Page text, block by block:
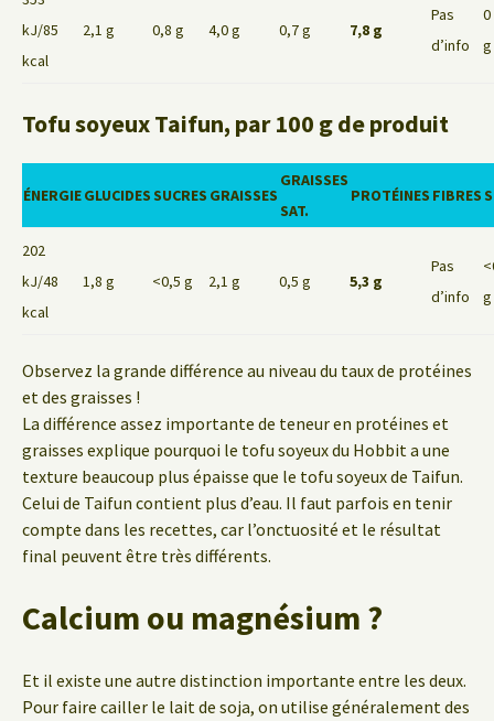
kJ/85
kcal
2,1 g 0,8 g 4,0 g 0,7 g 7,8 g
Pas
d’info
0
g
Tofu soyeux Taifun, par 100 g de produit
ÉNERGIEGLUCIDESSUCRES GRAISSES
GRAISSES
SAT.
PROTÉINES FIBRES
202
kJ/48
kcal
1,8 g <0,5 g 2,1 g 0,5 g 5,3 g
Pas
d’info
g
Observez la grande différence au niveau du taux de protéines
et des graisses !
La différence assez importante de teneur en protéines et
graisses explique pourquoi le tofu soyeux du Hobbit a une
texture beaucoup plus épaisse que le tofu soyeux de Taifun.
Celui de Taifun contient plus d’eau. Il faut parfois en tenir
compte dans les recettes, car l’onctuosité et le résultat
final peuvent être très différents.
Calcium ou magnésium ?
Et il existe une autre distinction importante entre les deux.
Pour faire cailler le lait de soja, on utilise généralement des